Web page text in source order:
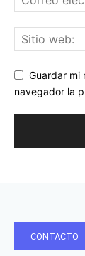
Guardar mi
navegador la
CONTACTO